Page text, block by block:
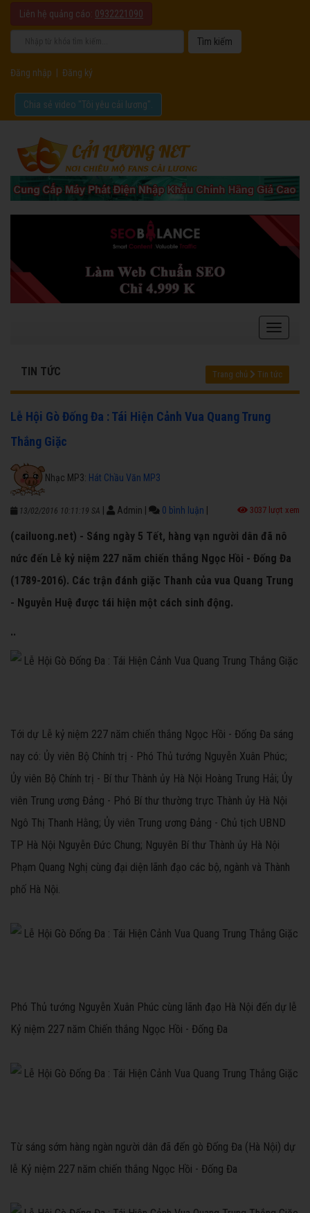
Liên hệ quảng cáo: 0932221090
Đăng nhập Đăng ký
Chia sẻ video "Tôi yêu cải lương".
TIN TỨC Trang chủ Tin tức
Lễ Hội Gò Đống Đa : Tái Hiện Cảnh Vua Quang Trung
Thắng Giặc
Nhạc MP3: Hát Chầu Văn MP3
13/02/2016 10:11:19 SA Admin 0 bình luận 3037 lượt xem
(cailuong.net) - Sáng ngày 5 Tết, hàng vạn người dân đã nô
nức đến Lễ kỷ niệm 227 năm chiến thắng Ngọc Hồi - Đống Đa
(1789-2016). Các trận đánh giặc Thanh của vua Quang Trung
- Nguyễn Huệ được tái hiện một cách sinh động.
..
Tới dự Lễ kỷ niệm 227 năm chiến thắng Ngọc Hồi - Đống Đa sáng
nay có: Ủy viên Bộ Chính trị - Phó Thủ tướng Nguyễn Xuân Phúc;
Ủy viên Bộ Chính trị - Bí thư Thành ủy Hà Nội Hoàng Trung Hải; Ủy
viên Trung ương Đảng - Phó Bí thư thường trực Thành ủy Hà Nội
Ngô Thị Thanh Hằng; Ủy viên Trung ương Đảng - Chủ tịch UBND
TP Hà Nội Nguyễn Đức Chung; Nguyên Bí thư Thành ủy Hà Nội
Phạm Quang Nghị cùng đại diện lãnh đạo các bộ, ngành và Thành
phố Hà Nội.
Phó Thủ tướng Nguyễn Xuân Phúc cùng lãnh đạo Hà Nội đến dự lễ
Kỷ niệm 227 năm Chiến thắng Ngọc Hồi - Đống Đa
Từ sáng sớm hàng ngàn người dân đã đến gò Đống Đa (Hà Nội) dự
lễ Kỷ niệm 227 năm chiến thắng Ngọc Hồi - Đống Đa